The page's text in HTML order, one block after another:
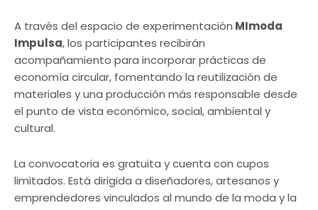
A través del espacio de experimentación MImoda
Impulsa, los participantes recibirán
acompañamiento para incorporar prácticas de
economía circular, fomentando la reutilización de
materiales y una producción más responsable desde
el punto de vista económico, social, ambiental y
cultural.
La convocatoria es gratuita y cuenta con cupos
limitados. Está dirigida a diseñadores, artesanos y
emprendedores vinculados al mundo de la moda y la